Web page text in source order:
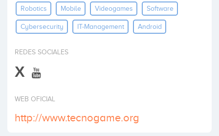
Invertir
Robotics Mobile Videogames Software
Cybersecurity IT-Management Android
REDES SOCIALES
X
WEB OFICIAL
http://www.tecnogame.org